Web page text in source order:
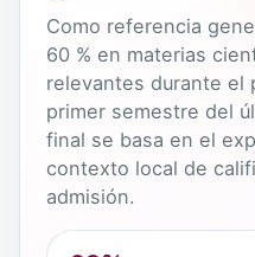
Como referencia
60 % en materias
relevantes durante el
primer semestre del
final se basa en el
contexto local de
admisión.